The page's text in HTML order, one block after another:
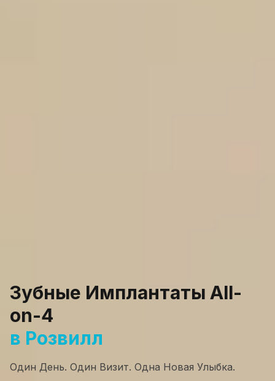
Зубные Имплантаты All-
on-4
в Розвилл
Один День. Один Визит. Одна Новая Улыбка.